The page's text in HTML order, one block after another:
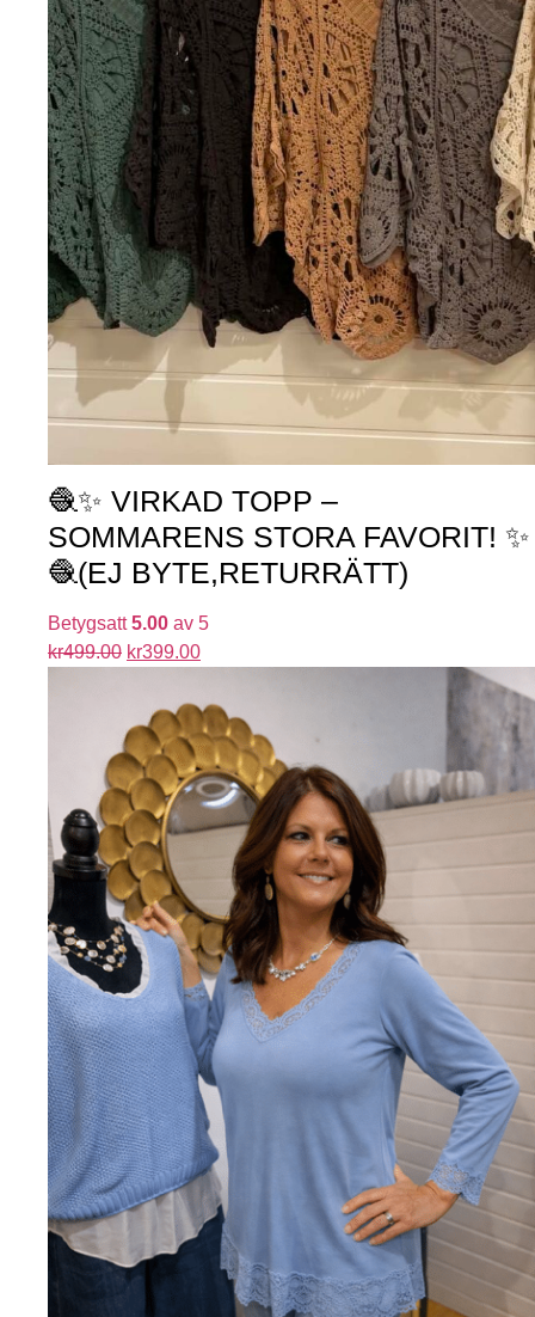
🧶✨ VIRKAD TOPP –
SOMMARENS STORA FAVORIT! ✨
🧶(EJ BYTE,RETURRÄTT)
Betygsatt5.00 av 5
kr499.00 kr399.00